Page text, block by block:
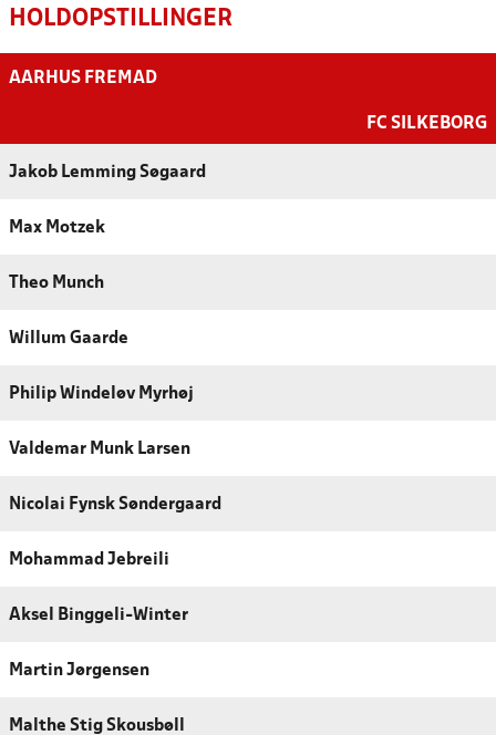
HOLDOPSTILLINGER
AARHUS FREMAD
FC SILKEBORG
Jakob Lemming Søgaard
Max Motzek
Theo Munch
Willum Gaarde
Philip Windeløv Myrhøj
Valdemar Munk Larsen
Nicolai Fynsk Søndergaard
Mohammad Jebreili
Aksel Binggeli-Winter
Martin Jørgensen
Malthe Stig Skousbøll